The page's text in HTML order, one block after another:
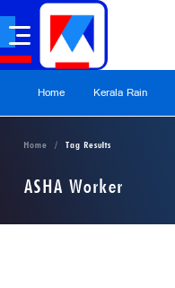
Home Kerala Rain
Home Tag Results
ASHA Worker